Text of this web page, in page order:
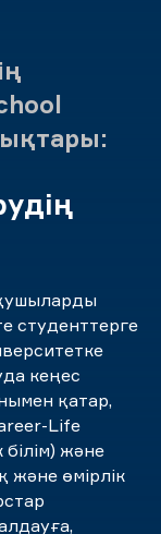
студенттерге
кеңес
қатар,
Life
және
және өмірлік